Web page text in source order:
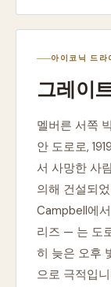
아이코닉 드라
그레이
멜버른 서쪽
안 도로로,
서 사망한 사
의해 건설되
Campbell에
리즈 — 는 도
히 늦은 오후
으로 극적입